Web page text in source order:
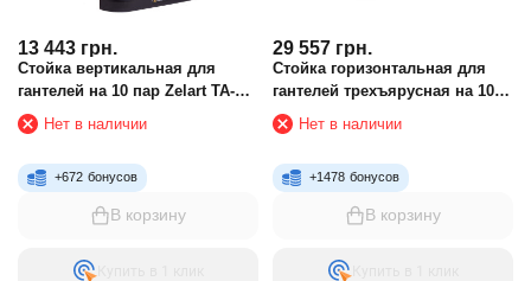
13 443 грн.
Стойка вертикальная для
гантелей на 10 пар Zelart TA-
2651
Нет в наличии
+672 бонусов
В корзину
Купить в 1 клик
29 557 грн.
Стойка горизонтальная для
гантелей трехъярусная на 10
пар LI NUO TA-3859
Нет в наличии
+1478 бонусов
В корзину
Купить в 1 клик